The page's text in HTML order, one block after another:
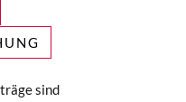
sind